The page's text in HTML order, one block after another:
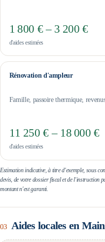
1 800 € – 3 200 €
d'aides estimées
Rénovation d'ampleur
Famille, passoire thermique,
11 250 € – 18 000 €
d'aides estimées
Estimation indicative, à titre d'exemple, sous
devis, de votre dossier fiscal et de l'instruction
montant n'est garanti.
03 Aides locales en